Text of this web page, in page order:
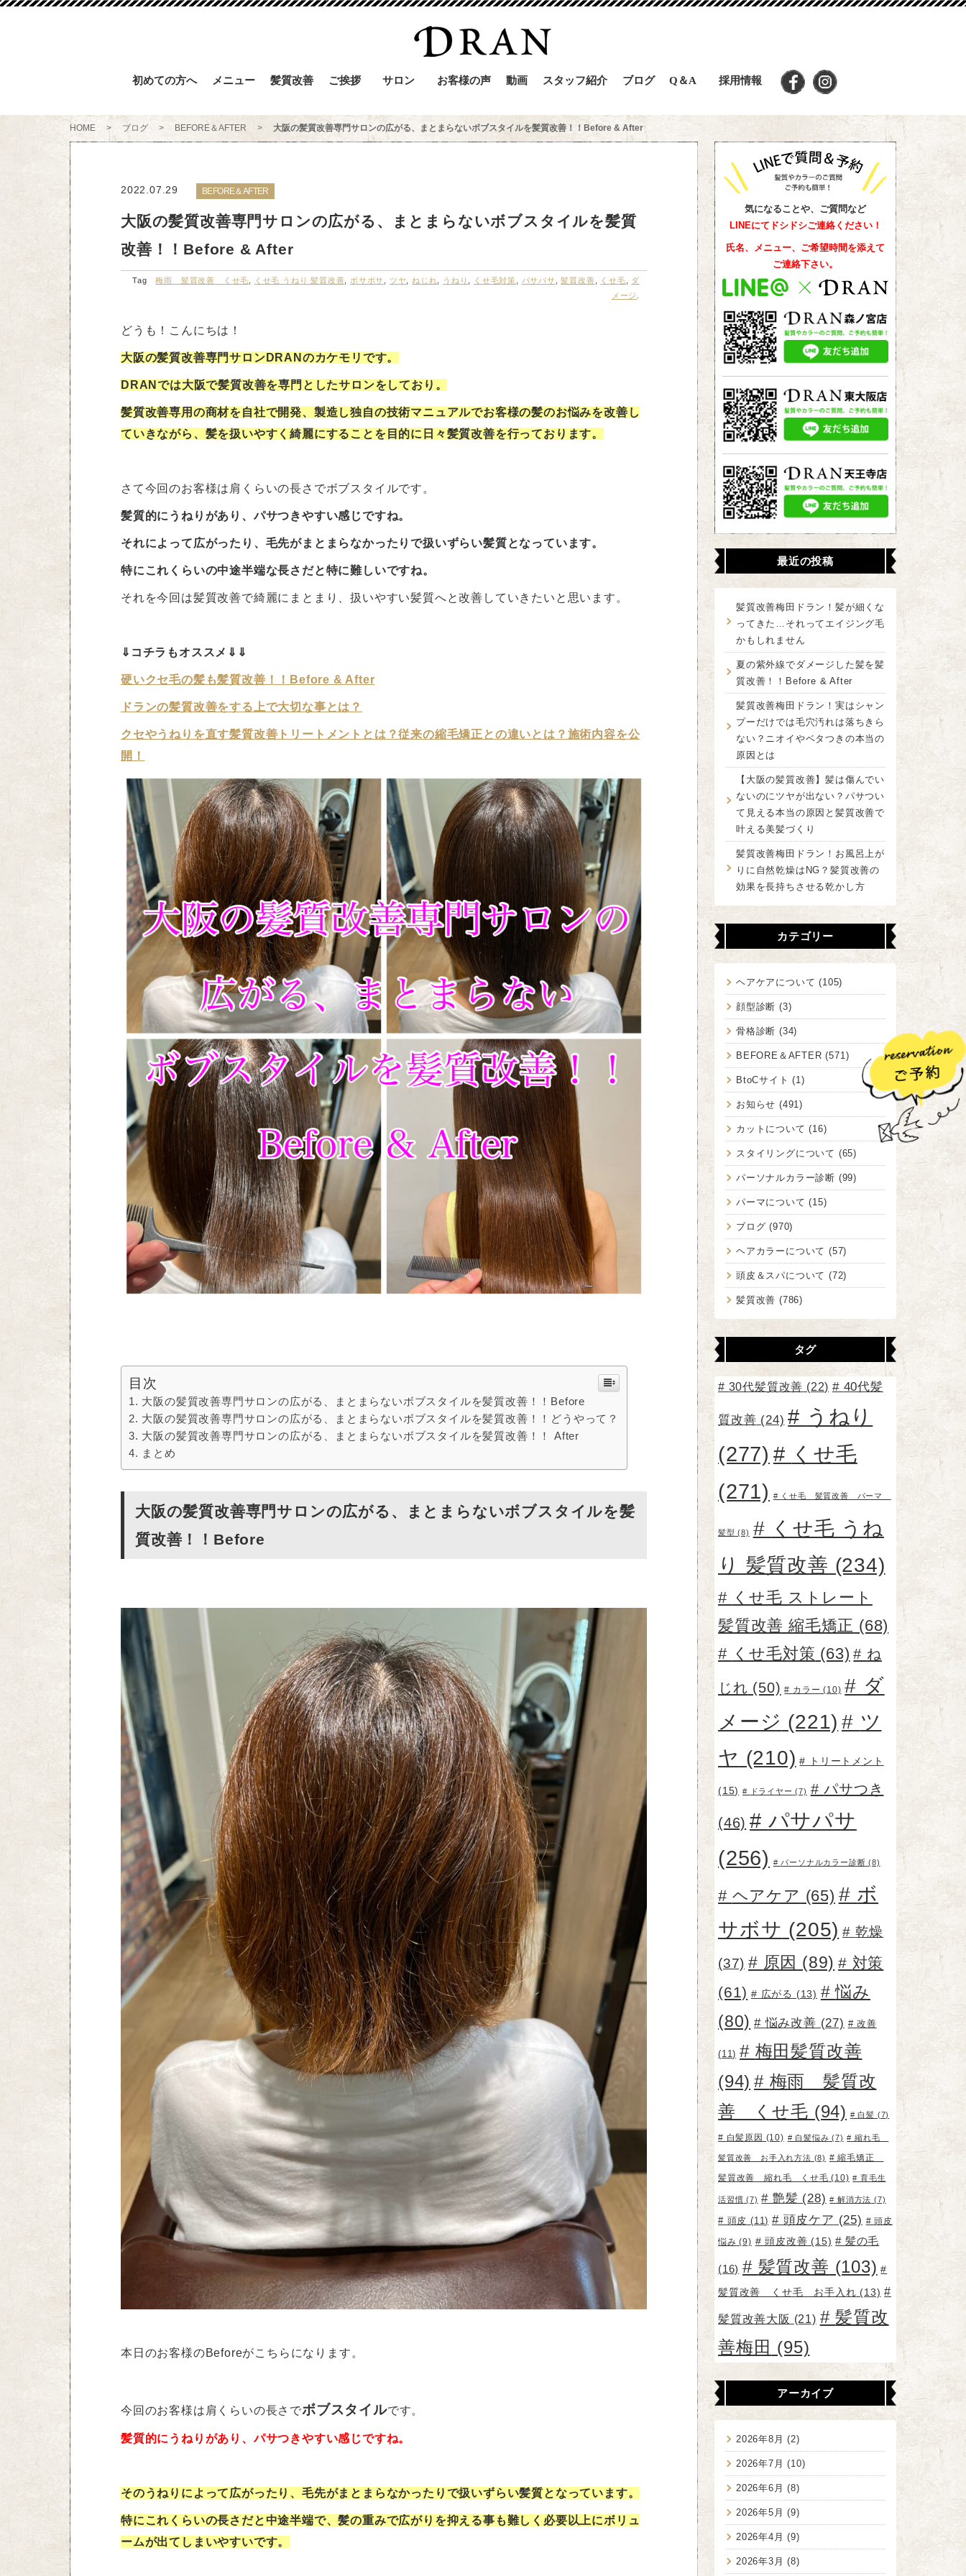
初めての方へ メニュー 髪質改善 ご挨拶 サロン お客様の声 動画 スタッフ紹介 ブログ Q＆A 採用情報
HOME > ブログ > BEFORE＆AFTER > 大阪の髪質改善専門サロンの広がる、まとまらないボブスタイルを髪質改善！！Before & After
2022.07.29 BEFORE＆AFTER
大阪の髪質改善専門サロンの広がる、まとまらないボブスタイルを髪質
改善！！Before & After
Tag梅雨 髪質改善 くせ毛, くせ毛 うねり 髪質改善, ボサボサ , ツヤ, ねじれ, うねり , くせ毛対策, パサパサ ,髪質改善, くせ毛, ダ
メージ .
どうも！こんにちは！
大阪の髪質改善専門サロンDRANのカケモリです。
DRANでは大阪で髪質改善を専門としたサロンをしており。
髪質改善専用の商材を自社で開発、製造し独自の技術マニュアルでお客様の髪のお悩みを改善し
ていきながら、髪を扱いやすく綺麗にすることを目的に日々髪質改善を行っております。
さて今回のお客様は肩くらいの長さでボブスタイルです。
髪質的にうねりがあり、パサつきやすい感じですね。
それによって広がったり、毛先がまとまらなかったりで扱いずらい髪質となっています。
特にこれくらいの中途半端な長さだと特に難しいですね。
それを今回は髪質改善で綺麗にまとまり、扱いやすい髪質へと改善していきたいと思います。
⇓コチラもオススメ⇓⇓
硬いクセ毛の髪も髪質改善！！Before & After
ドランの髪質改善をする上で大切な事とは？
クセやうねりを直す髪質改善トリートメントとは？従来の縮毛矯正との違いとは？施術内容を公
開！
目次
大阪の髪質改善専門サロンの広がる、まとまらないボブスタイルを髪質改善！！Before
大阪の髪質改善専門サロンの広がる、まとまらないボブスタイルを髪質改善！！どうやって？
大阪の髪質改善専門サロンの広がる、まとまらないボブスタイルを髪質改善！！ After
まとめ
大阪の髪質改善専門サロンの広がる、まとまらないボブスタイルを髪
質改善！！Before
本日のお客様のBeforeがこちらになります。
今回のお客様は肩くらいの長さでボブスタイルです。
髪質的にうねりがあり、パサつきやすい感じですね。
そのうねりによって広がったり、毛先がまとまらなかったりで扱いずらい髪質となっています。
特にこれくらいの長さだと中途半端で、髪の重みで広がりを抑える事も難しく必要以上にボリュ
ームが出てしまいやすいです。
気になることや、ご質問など
LINEにてドシドシご連絡ください！
氏名、メニュー、ご希望時間を添えて
ご連絡下さい。
最近の投稿
髪質改善梅田ドラン！髪が細くな
ってきた…それってエイジング毛
かもしれません
夏の紫外線でダメージした髪を髪
質改善！！Before & After
髪質改善梅田ドラン！実はシャン
プーだけでは毛穴汚れは落ちきら
ない？ニオイやベタつきの本当の
原因とは
【大阪の髪質改善】髪は傷んでい
ないのにツヤが出ない？パサつい
て見える本当の原因と髪質改善で
叶える美髪づくり
髪質改善梅田ドラン！お風呂上が
りに自然乾燥はNG？髪質改善の
効果を長持ちさせる乾かし方
カテゴリー
ヘアケアについて (105)
顔型診断 (3)
骨格診断 (34)
BEFORE＆AFTER (571)
BtoCサイト (1)
お知らせ (491)
カットについて (16)
スタイリングについて (65)
パーソナルカラー診断 (99)
パーマについて (15)
ブログ (970)
ヘアカラーについて (57)
頭皮＆スパについて (72)
髪質改善 (786)
タグ
30代髪質改善 (22) 40代髪
質改善 (24)
うねり
(277)
くせ毛
(271)
くせ毛 髪質改善 パーマ
髪型 (8)
くせ毛 うね
り 髪質改善 (234)
くせ毛 ストレート
髪質改善 縮毛矯正 (68)
くせ毛対策 (63) ね
じれ (50) カラー (10)
ダ
メージ (221)
ツ
ヤ (210) トリートメント
(15) ドライヤー (7) パサつき
(46)
パサパサ
(256)
パーソナルカラー診断 (8)
ヘアケア (65)
ボ
サボサ (205) 乾燥
(37) 原因 (89)
対策
(61)
広がる (13)
悩み
(80)
悩み改善 (27) 改善
(11)
梅田髪質改善
(94)
梅雨 髪質改
善 くせ毛 (94) 白髪 (7)
白髪原因 (10) 白髪悩み (7) 縮れ毛
髪質改善 お手入れ方法 (8)
縮毛矯正
髪質改善 縮れ毛 くせ毛 (10) 育毛生
活習慣 (7) 艶髪 (28) 解消方法 (7)
頭皮 (11) 頭皮ケア (25) 頭皮
悩み (9) 頭皮改善 (15) 髪の毛
(16) 髪質改善 (103)
髪質改善 くせ毛 お手入れ (13)
髪質改善大阪 (21)
髪質改
善梅田 (95)
アーカイブ
2026年8月 (2)
2026年7月 (10)
2026年6月 (8)
2026年5月 (9)
2026年4月 (9)
2026年3月 (8)